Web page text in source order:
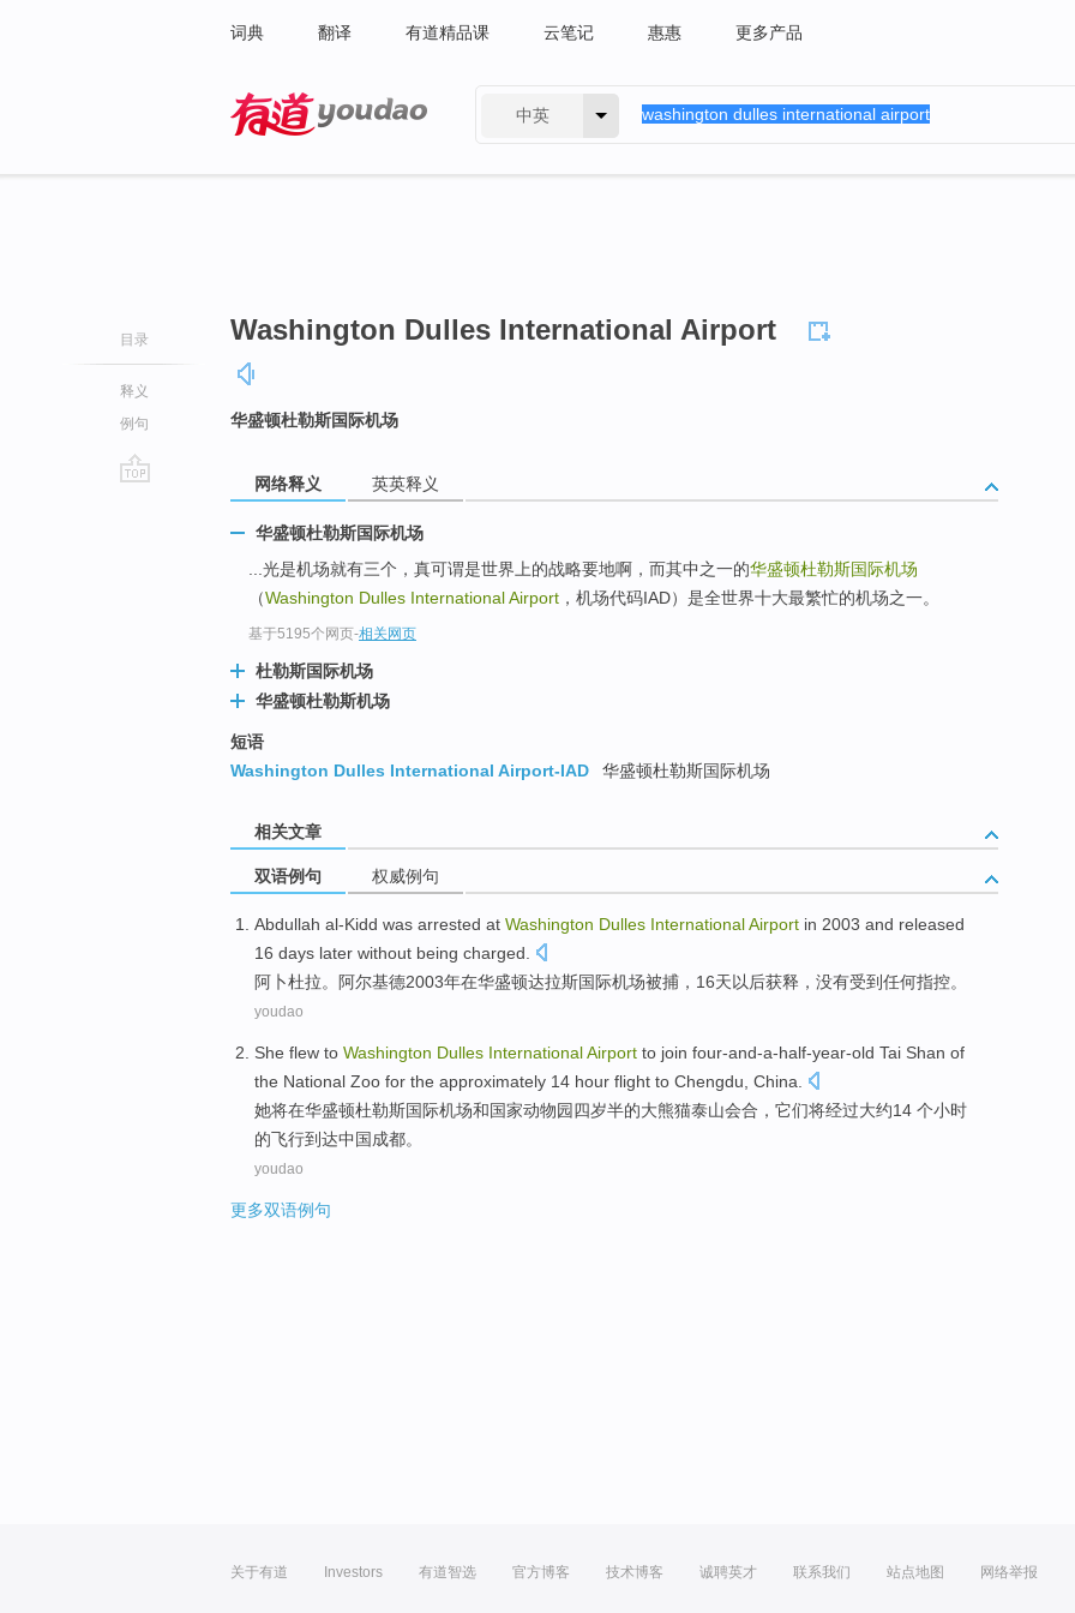
词典 翻译 有道精品课 云笔记 惠惠 更多产品
中英
目录
释义
例句
Washington Dulles International Airport
华盛顿杜勒斯国际机场
网络释义 英英释义
华盛顿杜勒斯国际机场
...光是机场就有三个，真可谓是世界上的战略要地啊，而其中之一的华盛顿杜勒斯国际机场
（Washington Dulles International Airport ，机场代码IAD）是全世界十大最繁忙的机场之一。
基于5195个网页-相关网页
杜勒斯国际机场
华盛顿杜勒斯机场
短语
Washington Dulles International Airport-IAD
华盛顿杜勒斯国际机场
相关文章
双语例句 权威例句
Abdullah al-Kidd was arrested at Washington Dulles InternationalAirport in 2003 and released
16 days later without being charged
阿卜杜拉。阿尔基德2003年在华盛顿达拉斯国际机场被捕 ， 16天以后获释 ， 没有受到任何指控。
youdao
She flew to Washington Dulles InternationalAirport to join four-and-a-half-year-old Tai Shan of
the National Zoo for the approximately 14 hour flight to Chengdu China
她将在华盛顿杜勒斯国际机场和国家动物园四岁半的大熊猫泰山会合 ，它们将经过大约14 个小时
的飞行到达中国成都。
youdao
更多双语例句
关于有道 Investors 有道智选 官方博客 技术博客 诚聘英才 联系我们 站点地图 网络举报